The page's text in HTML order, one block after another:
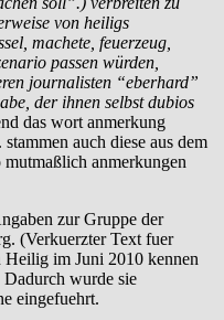
von heiligs
machete, feuerzeug,
passen würden,
journalisten “eberhard”
der ihnen selbst dubios
das wort anmerkung
auch diese aus dem
anmerkungen
zur Gruppe der
(Verkuerzter Text fuer
im Juni 2010 kennen
wurde sie
eingefuehrt.